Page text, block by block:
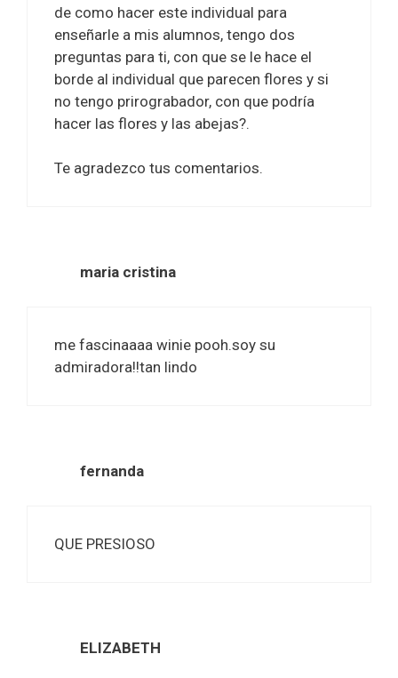
de como hacer este individual para
enseñarle a mis alumnos, tengo dos
preguntas para ti, con que se le hace el
borde al individual que parecen flores y si
no tengo prirograbador, con que podría
hacer las flores y las abejas?.
Te agradezco tus comentarios.
maria cristina
me fascinaaaa winie pooh.soy su
admiradora!!tan lindo
fernanda
QUE PRESIOSO
ELIZABETH